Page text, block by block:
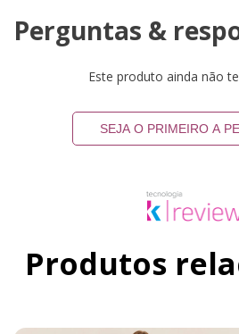
Perguntas &
Este produto ainda não
SEJA O PRIMEIRO A
Produtos